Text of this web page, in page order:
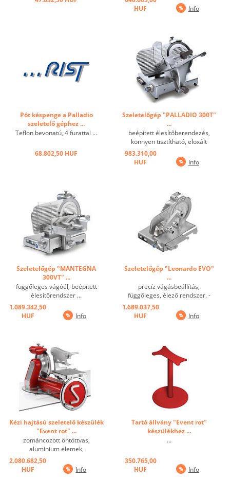
HUF
Info
Pót késpenge a Palladio
szeletelő géphez ...
Teflon bevonatú, 4 furattal ...
68.802,50 HUF
Szeletelőgép "PALLADIO 300T"
...
beépített élesítőberendezés,
könnyen tisztítható, eloxált
alumínium, ferde 35 °, motor
alkalmas a folyamatos
működésre, bordásszíj
hatékony munkavégzéshez ...
983.310,00
HUF
Info
Szeletelőgép "MANTEGNA
300VT" ...
függőleges vágóél, beépített
élesítőrendszer ...
1.089.342,50
HUF
Info
Szeletelőgép "Leonardo EVO"
...
precíz vágásbeállítás,
függőleges, élező rendszer. -
Lekerekített vonal, sarkok és
látható csavarok nélkül. -
Szeletelő, 70 cm-es
minimális súrlódása ...
1.689.037,50
HUF
Info
Kézi hajtású szeletelő készülék
"Event rot" ...
zománcozott öntöttvas,
alumínium elemek,
rozsdamentes acél és eloxált
alumínium, lendkerék meghatás,
szabadalmaztatott
2.080.682,50
HUF
Info
Tartó állvány "Event rot"
készülékhez ...
...
350.765,00
HUF
Info